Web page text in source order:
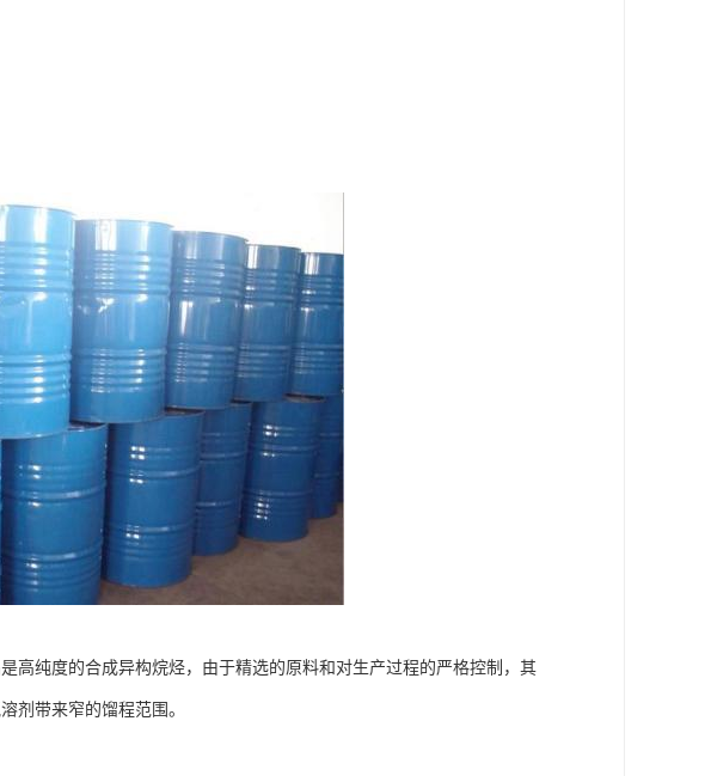
高纯度的合成异构烷烃，由于精选的原料和对生产过程的严格控制，其
剂带来窄的馏程范围。